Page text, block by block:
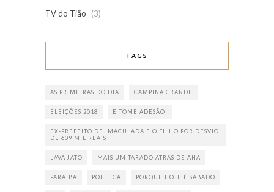
TV do Tião
(3)
TAGS
AS PRIMEIRAS DO DIA CAMPINA GRANDE
ELEIÇÕES 2018 E TOME ADESÃO!
EX-PREFEITO DE IMACULADA E O FILHO POR DESVIO
DE 609 MIL REAIS
LAVA JATO MAIS UM TARADO ATRÁS DE ANA
PARAÍBA POLÍTICA PORQUE HOJE É SÁBADO